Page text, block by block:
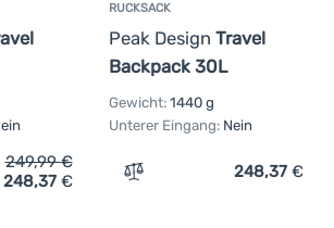
'Rucksack Peak Design Travel Backpack
249,99€
248,37 €
RUCKSACK
Peak Design Travel
Backpack 30L
Gewicht: 1440 g
Unterer Eingang: Nein
Zum Vergleich 'Rucksack
248,37 €